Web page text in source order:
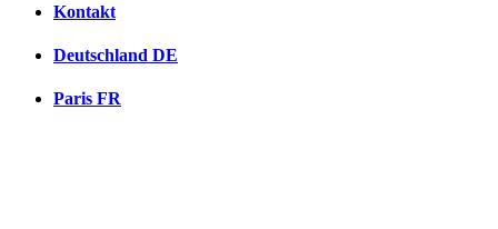
Kontakt
Deutschland DE
Paris FR